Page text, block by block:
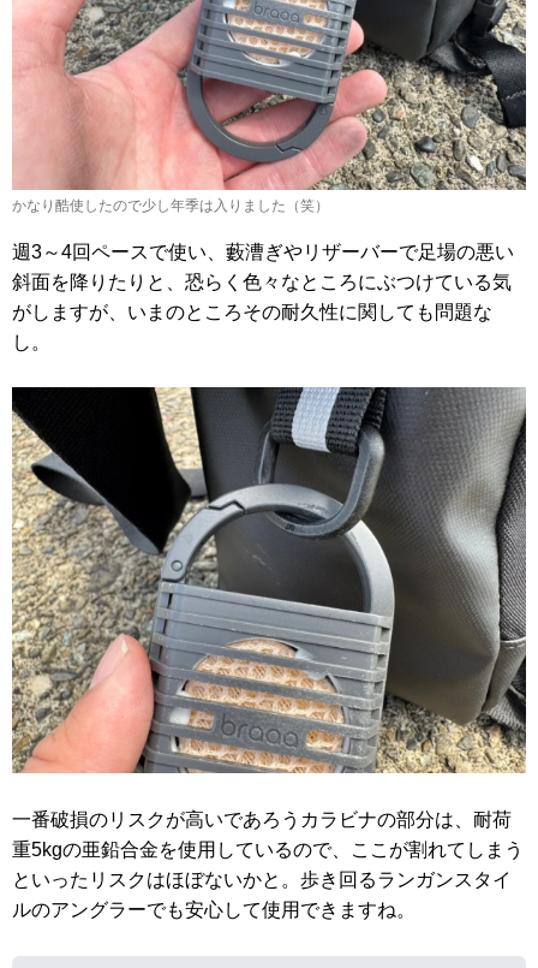
かなり酷使したので少し年季は入りました（笑）
週3～4回ペースで使い、藪漕ぎやリザーバーで足場の悪い
斜面を降りたりと、恐らく色々なところにぶつけている気
がしますが、いまのところその耐久性に関しても問題な
し。
一番破損のリスクが高いであろうカラビナの部分は、耐荷
重5kgの亜鉛合金を使用しているので、ここが割れてしまう
といったリスクはほぼないかと。歩き回るランガンスタイ
ルのアングラーでも安心して使用できますね。